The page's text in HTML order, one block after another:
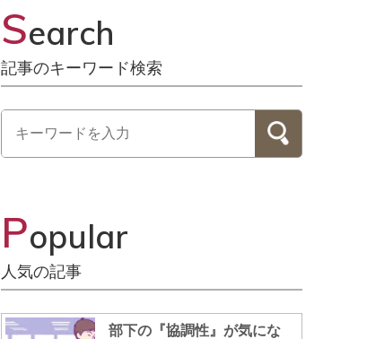
Search
記事のキーワード検索
Popular
人気の記事
部下の『協調性』が気にな